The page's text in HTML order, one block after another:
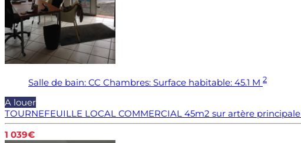
Salle de bain: CC Chambres: Surface habitable: 45.1 M 2
A louer
TOURNEFEUILLE LOCAL COMMERCIAL 45m2 sur artère principale
1 039€